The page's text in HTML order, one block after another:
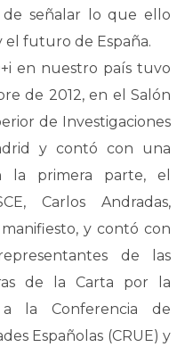
de señalar lo que ello
el futuro de España.
en nuestro país tuvo
de 2012, en el Salón
de Investigaciones
y contó con una
la primera parte, el
Carlos Andradas,
y contó con
de las
de la Carta por la
la Conferencia de
Españolas (CRUE) y